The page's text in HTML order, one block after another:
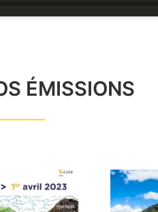
ÉMISSIONS